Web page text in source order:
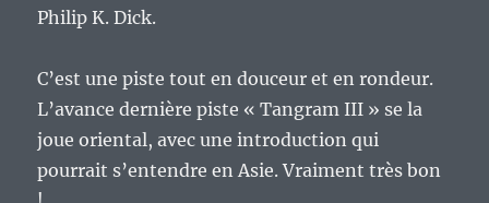
Philip K. Dick.
C’est une piste tout en douceur et en rondeur.
L’avance dernière piste « Tangram III » se la
joue oriental, avec une introduction qui
pourrait s’entendre en Asie. Vraiment très bon